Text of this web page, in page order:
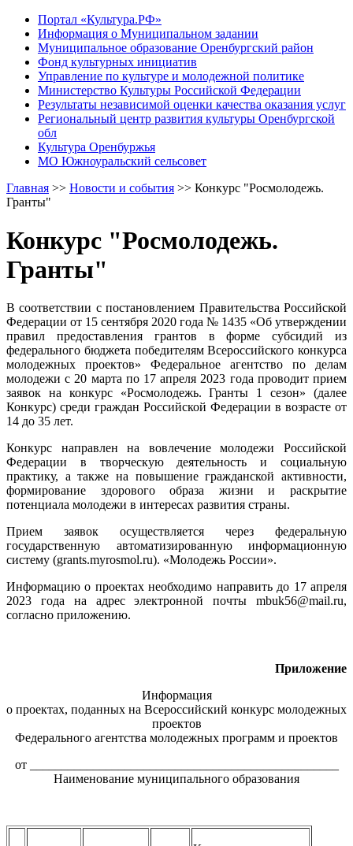
Портал «Культура.РФ»
Информация о Муниципальном задании
Муниципальное образование Оренбургский район
Фонд культурных инициатив
Управление по культуре и молодежной политике
Министерство Культуры Российской Федерации
Результаты независимой оценки качества оказания услуг
Региональный центр развития культуры Оренбургской
обл
Культура Оренбуржья
МО Южноуральский сельсовет
Главная >> Новости и события >> Конкурс "Росмолодежь.
Гранты"
Конкурс "Росмолодежь.
Гранты"
В соответствии с постановлением Правительства Российской
Федерации от 15 сентября 2020 года № 1435 «Об утверждении
правил предоставления грантов в форме субсидий из
федерального бюджета победителям Всероссийского конкурса
молодежных проектов» Федеральное агентство по делам
молодежи с 20 марта по 17 апреля 2023 года проводит прием
заявок на конкурс «Росмолодежь. Гранты 1 сезон» (далее
Конкурс) среди граждан Российской Федерации в возрасте от
14 до 35 лет.
Конкурс направлен на вовлечение молодежи Российской
Федерации в творческую деятельность и социальную
практику, а также на повышение гражданской активности,
формирование здорового образа жизни и раскрытие
потенциала молодежи в интересах развития страны.
Прием заявок осуществляется через федеральную
государственную автоматизированную информационную
систему (grants.myrosmol.ru). «Молодежь России».
Информацию о проектах необходимо направить до 17 апреля
2023 года на адрес электронной почты mbuk56@mail.ru,
согласно приложению.
Приложение
Информация
о проектах, поданных на Всероссийский конкурс молодежных
проектов
Федерального агентства молодежных программ и проектов
от _________________________________________________
Наименование муниципального образования